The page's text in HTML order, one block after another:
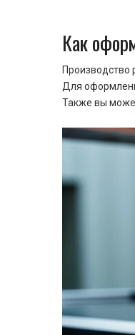
Как
Производство
Для
Также вы